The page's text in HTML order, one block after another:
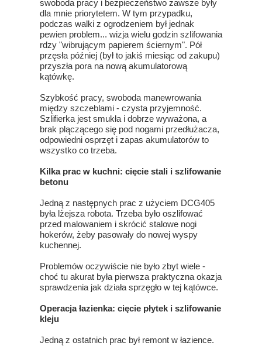
swoboda pracy i bezpieczeństwo zawsze były
dla mnie priorytetem. W tym przypadku,
podczas walki z ogrodzeniem był jednak
pewien problem... wizja wielu godzin szlifowania
rdzy "wibrującym papierem ściernym". Pół
przęsła później (był to jakiś miesiąc od zakupu)
przyszła pora na nową akumulatorową
kątówkę.
Szybkość pracy, swoboda manewrowania
między szczeblami - czysta przyjemność.
Szlifierka jest smukła i dobrze wyważona, a
brak plączącego się pod nogami przedłużacza,
odpowiedni osprzęt i zapas akumulatorów to
wszystko co trzeba.
Kilka prac w kuchni: cięcie stali i szlifowanie
betonu
Jedną z następnych prac z użyciem DCG405
była lżejsza robota. Trzeba było oszlifować
przed malowaniem i skrócić stalowe nogi
hokerów, żeby pasowały do nowej wyspy
kuchennej.
Problemów oczywiście nie było zbyt wiele -
choć tu akurat była pierwsza praktyczna okazja
sprawdzenia jak działa sprzęgło w tej kątówce.
Operacja łazienka: cięcie płytek i szlifowanie
kleju
Jedną z ostatnich prac był remont w łazience.